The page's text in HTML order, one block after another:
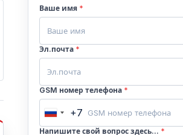
Ваше имя *
Эл.почта *
GSM номер телефона *
Russia
+7
+7
Напишите свой вопрос здесь... *